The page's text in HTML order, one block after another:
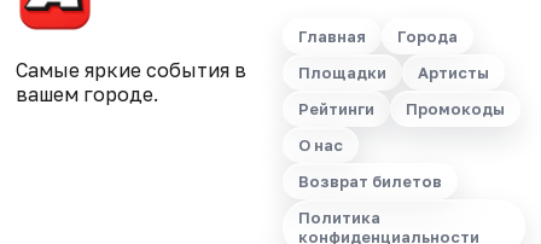
Самые яркие события в
вашем городе.
Главная
Города
Площадки
Артисты
Рейтинги
Промокоды
О нас
Возврат билетов
Политика
конфиденциальности